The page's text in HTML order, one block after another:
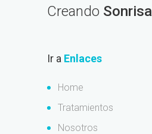
Creando
Ir a Enlaces
Home
Tratamientos
Nosotros